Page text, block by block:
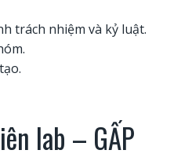
trách nhiệm và kỷ luật.
lab – GẤP